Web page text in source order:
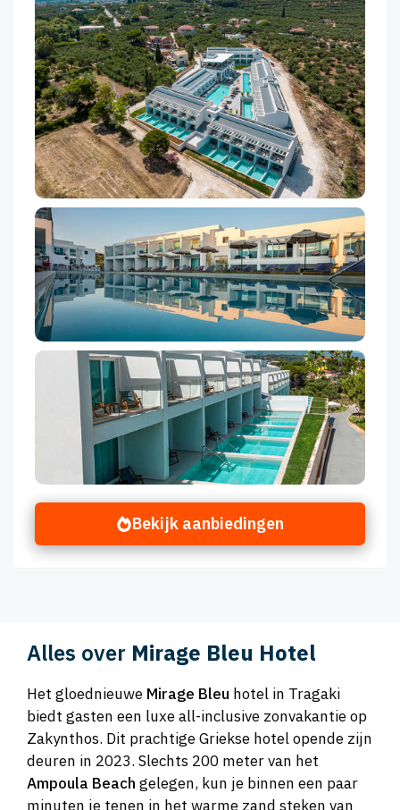
Bekijk aanbiedingen
Alles over Mirage Bleu Hotel
Het gloednieuwe Mirage Bleu hotel in Tragaki
biedt gasten een luxe all-inclusive zonvakantie op
Zakynthos. Dit prachtige Griekse hotel opende zijn
deuren in 2023. Slechts 200 meter van het
Ampoula Beach gelegen, kun je binnen een paar
minuten je tenen in het warme zand steken van